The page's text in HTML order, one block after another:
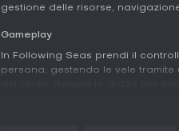
gestione delle risorse,
Gameplay
In Following Seas prendi il
persona, gestendo le vele